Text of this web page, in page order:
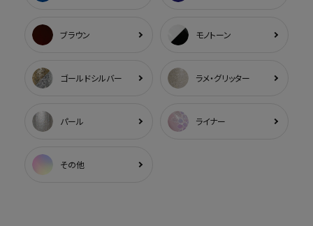
ブラウン モノトーン
ゴールドシルバー ラメ・グリッター
パール ライナー
その他